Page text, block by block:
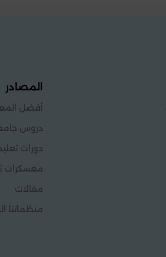
المصادر
أفضل
دروس
دورات
معسكرات
مقالات
منظماتنا